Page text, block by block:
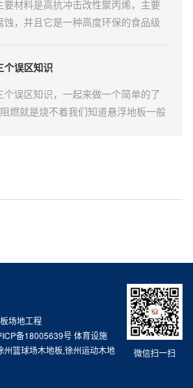
蚀，并且它是一种高度环保的食品级
是以地板软不软来衡量地板质量的
软弹性越好、越安全，这是一个误
软不软指的是地板自身的柔韧性，
燃就是烧不着我们知道悬浮地板一般
有的用户为了所谓的验证地板好坏，
势：1.拼装地板有助于减轻关节的压力
滑冰震动的较佳配合；3.其高达97%
无味、无湿气、不发生停留气味、不
人们更加愉快的享有运动。室外运
制足球场，随之世界各国持续应用，
新的提升，与塑料混凝土垫层、悬
其具备组装简易、挪动便捷、经得起
长寿命等优势，因此，很多的被用
区别
别，一起来做个了解吧！单层悬浮
微信扫一扫
场地工程
ICP备18005639号体育设施
篮球场木地板,徐州运动木地